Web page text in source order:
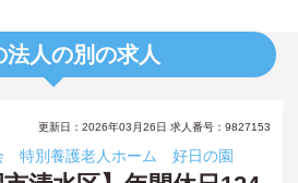
法人の別の求人
更新日：2026年03月26日 求人番号：9827153
特別養護老人ホーム 好日の園